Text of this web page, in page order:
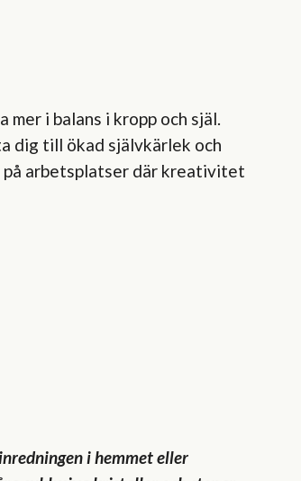
i balans i kropp och själ.
dig till ökad självkärlek och
på arbetsplatser där kreativitet
i hemmet eller